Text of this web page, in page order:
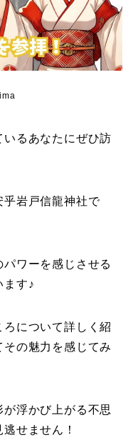
るあなたにぜひ訪
乎岩戸信龍神社で
ワーを感じさせる
ます♪
について詳しく紹
の魅力を感じてみ
浮かび上がる不思
せません！